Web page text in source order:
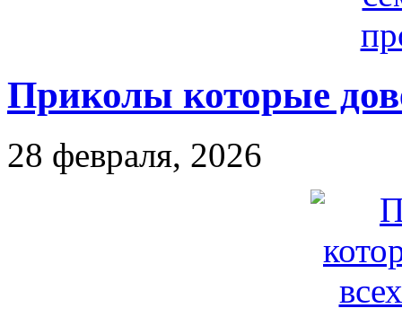
Приколы которые
28 февраля, 2026